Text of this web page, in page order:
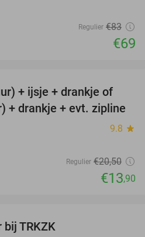
Regulier €83
€69
32%
+ ijsje + drankje of
+ drankje + evt. zipline
9.8 star
Regulier €20,50
€13,90
TRKZK